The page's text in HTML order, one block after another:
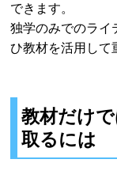
できます。
独学のみでのライ
ひ教材を活用して
教材だけ
取るには